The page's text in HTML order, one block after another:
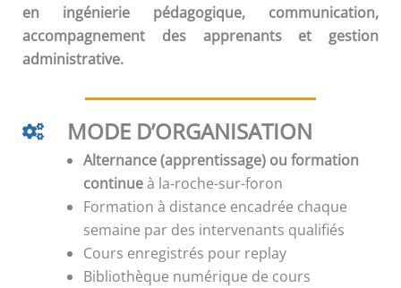
en ingénierie pédagogique, communication,
accompagnement des apprenants et gestion
administrative.
MODE D’ORGANISATION
Alternance (apprentissage) ou formation
continueà la-roche-sur-foron
Formation à distance encadrée chaque
semaine par des intervenants qualifiés
Cours enregistrés pour replay
Bibliothèque numérique de cours